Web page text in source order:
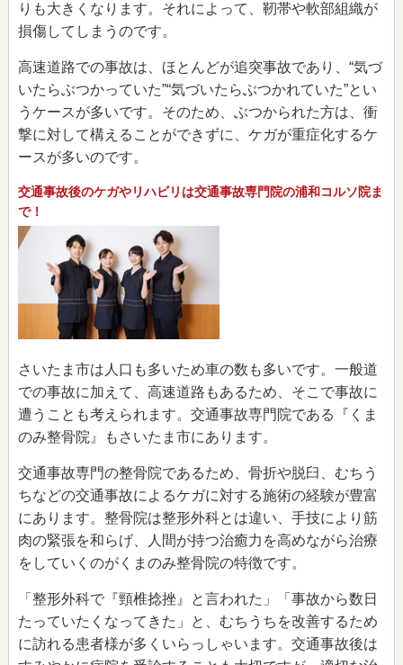
りも大きくなります。それによって、靭帯や軟部組織が
損傷してしまうのです。
高速道路での事故は、ほとんどが追突事故であり、“気づ
いたらぶつかっていた”“気づいたらぶつかれていた”とい
うケースが多いです。そのため、ぶつかられた方は、衝
撃に対して構えることができずに、ケガが重症化するケ
ースが多いのです。
交通事故後のケガやリハビリは交通事故専門院の浦和コルソ院ま
で！
さいたま市は人口も多いため車の数も多いです。一般道
での事故に加えて、高速道路もあるため、そこで事故に
遭うことも考えられます。交通事故専門院である『くま
のみ整骨院』もさいたま市にあります。
交通事故専門の整骨院であるため、骨折や脱臼、むちう
ちなどの交通事故によるケガに対する施術の経験が豊富
にあります。整骨院は整形外科とは違い、手技により筋
肉の緊張を和らげ、人間が持つ治癒力を高めながら治療
をしていくのがくまのみ整骨院の特徴です。
「整形外科で『頸椎捻挫』と言われた」「事故から数日
たっていたくなってきた」と、むちうちを改善するため
に訪れる患者様が多くいらっしゃいます。交通事故後は